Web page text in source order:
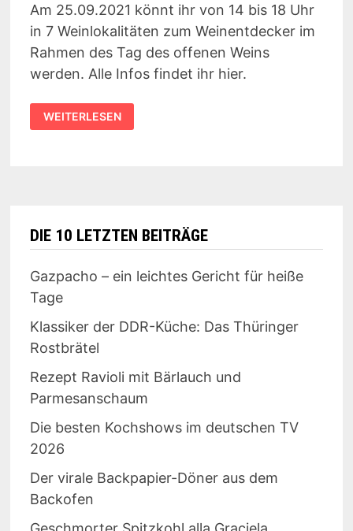
Am 25.09.2021 könnt ihr von 14 bis 18 Uhr
in 7 Weinlokalitäten zum Weinentdecker im
Rahmen des Tag des offenen Weins
werden. Alle Infos findet ihr hier.
WEINENTDECKER
LEIPZIG
2021
WEITERLESEN
DIE 10 LETZTEN BEITRÄGE
Gazpacho – ein leichtes Gericht für heiße
Tage
Klassiker der DDR-Küche: Das Thüringer
Rostbrätel
Rezept Ravioli mit Bärlauch und
Parmesanschaum
Die besten Kochshows im deutschen TV
2026
Der virale Backpapier-Döner aus dem
Backofen